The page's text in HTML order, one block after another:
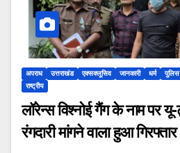
अपराध उत्तराखंड एक्सक्लूसिव जानकारी धर्म पुलिस
राष्ट्रीय
लॉरेन्स विश्नोई गैंग के नाम पर यू-ट्यूबर सौरभ जोशी से
रंगदारी मांगने वाला हुआ गिरफ्तार